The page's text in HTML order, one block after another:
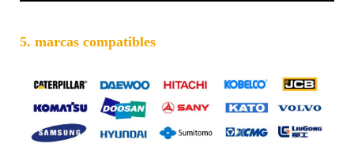
5. marcas compatibles